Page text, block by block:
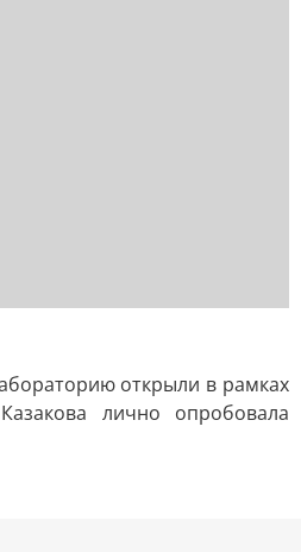
открыли в рамках
лично опробовала